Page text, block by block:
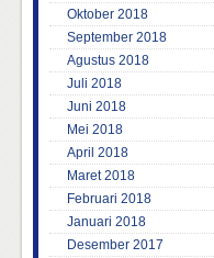
Oktober 2018
September 2018
Agustus 2018
Juli 2018
Juni 2018
Mei 2018
April 2018
Maret 2018
Februari 2018
Januari 2018
Desember 2017